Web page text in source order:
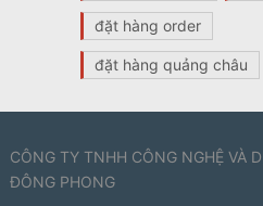
đặt hàng order
đặt hàng quảng châu
CÔNG TY TNHH CÔNG NGHỆ VÀ
ĐÔNG PHONG